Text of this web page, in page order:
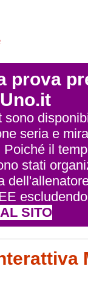
prova
sono
seria e
il
stati
SITO